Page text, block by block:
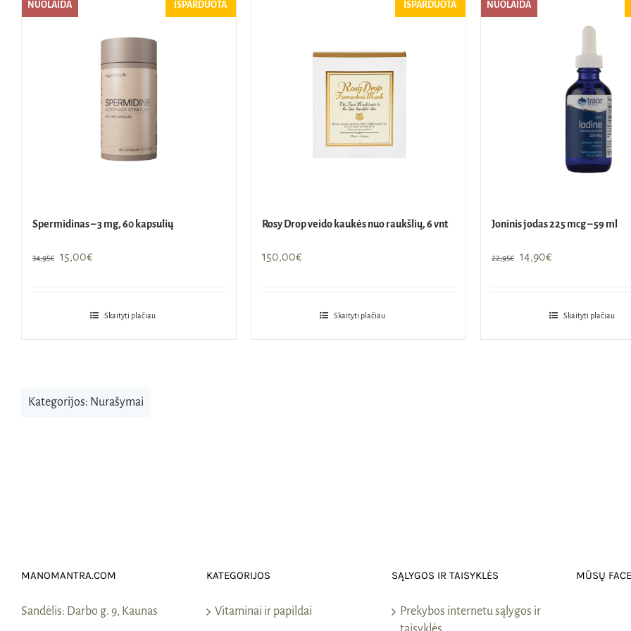
NUOLAIDA IŠPARDUOTA
Spermidinas – 3 mg, 60 kapsulių
34,95€
Original
34,95€.
15,00€Current
15,00€.
Skaityti plačiau
IŠPARDUOTA
Rosy Drop veido kaukės nuo raukšlių, 6 vnt
150,00€
Skaityti plačiau
NUOLAIDA
Joninis jodas 225 mcg – 59 ml
22,95€
Original
22,95€.
14,90€Current
14,90€.
Skaityti plačiau
Kategorijos: Nurašymai
MANOMANTRA.COM
Sandėlis: Darbo g. 9, Kaunas
KATEGORIJOS
Vitaminai ir papildai
SĄLYGOS IR TAISYKLĖS
Prekybos internetu sąlygos ir
MŪSŲ